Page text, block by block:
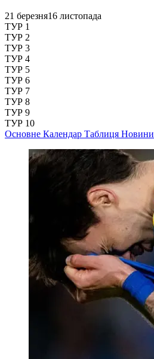
21 березня16 листопада
ТУР 1
ТУР 2
ТУР 3
ТУР 4
ТУР 5
ТУР 6
ТУР 7
ТУР 8
ТУР 9
ТУР 10
Основне Календар Таблиця Новини